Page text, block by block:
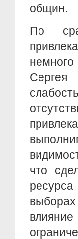
общин.
По
что